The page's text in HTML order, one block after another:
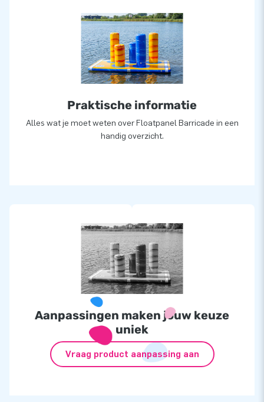
Praktische informatie
Alles wat je moet weten over Floatpanel Barricade in een
handig overzicht.
Aanpassingen maken jouw keuze
uniek
Vraag product aanpassing aan